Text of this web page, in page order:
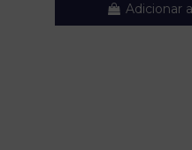
Adicionar